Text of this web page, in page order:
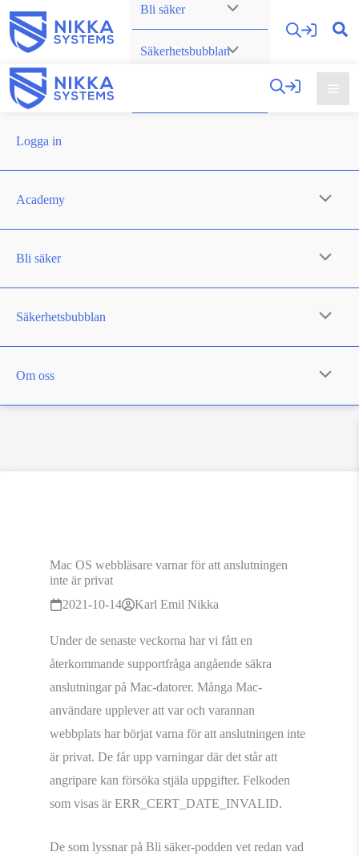
Hoppa
till
innehåll
Bli säker
Säkerhetsbubblan
Logga in
Academy
Bli säker
Säkerhetsbubblan
Om oss
Mac OS webbläsare varnar för att anslutningen
inte är privat
2021-10-14
Karl Emil Nikka
Under de senaste veckorna har vi fått en
återkommande supportfråga angående säkra
anslutningar på Mac-datorer. Många Mac-
användare upplever att var och varannan
webbplats har börjat varna för att anslutningen inte
är privat. De får upp varningar där det står att
angripare kan försöka stjäla uppgifter. Felkoden
som visas är ERR_CERT_DATE_INVALID.
De som lyssnar på Bli säker-podden vet redan vad